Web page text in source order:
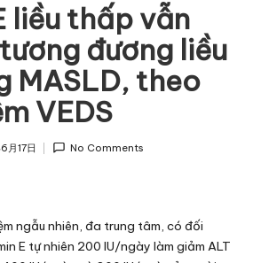
liều thấp vẫn
đương liều
MASLD, theo
VEDS
月17日 No Comments
ngẫu nhiên, đa trung tâm, có đối
E tự nhiên 200 IU/ngày làm giảm ALT